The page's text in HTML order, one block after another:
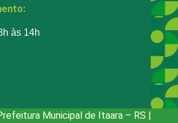
às 14h
Municipal de Itaara – RS |